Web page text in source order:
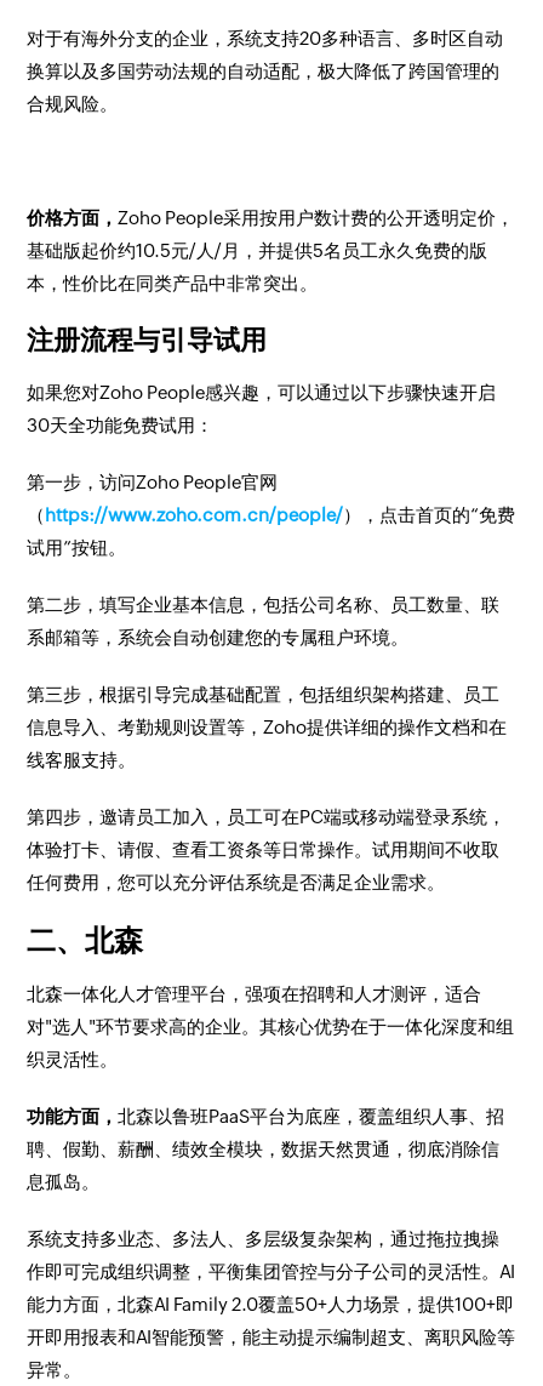
对于有海外分支的企业，系统支持20多种语言、多时区自动
换算以及多国劳动法规的自动适配，极大降低了跨国管理的
合规风险。
价格方面， Zoho People采用按用户数计费的公开透明定价，
基础版起价约10.5元/人/月，并提供5名员工永久免费的版
本，性价比在同类产品中非常突出。
注册流程与引导试用
如果您对Zoho People感兴趣，可以通过以下步骤快速开启
30天全功能免费试用：
第一步，访问Zoho People官网
（https://www.zoho.com.cn/people/），点击首页的“免费
试用”按钮。
第二步，填写企业基本信息，包括公司名称、员工数量、联
系邮箱等，系统会自动创建您的专属租户环境。
第三步，根据引导完成基础配置，包括组织架构搭建、员工
信息导入、考勤规则设置等，Zoho提供详细的操作文档和在
线客服支持。
第四步，邀请员工加入，员工可在PC端或移动端登录系统，
体验打卡、请假、查看工资条等日常操作。试用期间不收取
任何费用，您可以充分评估系统是否满足企业需求。
二、北森
北森一体化人才管理平台，强项在招聘和人才测评，适合
对"选人"环节要求高的企业。其核心优势在于一体化深度和组
织灵活性。
功能方面，北森以鲁班PaaS平台为底座，覆盖组织人事、招
聘、假勤、薪酬、绩效全模块，数据天然贯通，彻底消除信
息孤岛。
系统支持多业态、多法人、多层级复杂架构，通过拖拉拽操
作即可完成组织调整，平衡集团管控与分子公司的灵活性。AI
能力方面，北森AI Family 2.0覆盖50+人力场景，提供100+即
开即用报表和AI智能预警，能主动提示编制超支、离职风险等
异常。